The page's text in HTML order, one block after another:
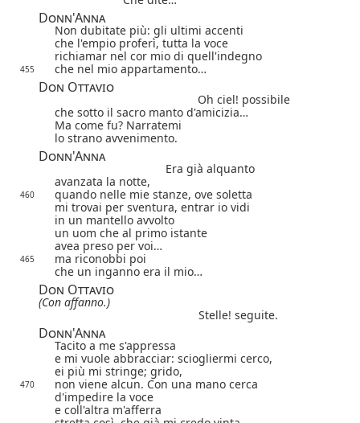
Donn'Anna
Non dubitate più: gli ultimi accenti
che l'empio proferì, tutta la voce
richiamar nel cor mio di quell'indegno
455 che nel mio appartamento…
Don Ottavio
Oh ciel! possibile
che sotto il sacro manto d'amicizia…
Ma come fu? Narratemi
lo strano avvenimento.
Donn'Anna
Era già alquanto
avanzata la notte,
460
quando nelle mie stanze, ove soletta
mi trovai per sventura, entrar io vidi
in un mantello avvolto
un uom che al primo istante
avea preso per voi…
465
ma riconobbi poi
che un inganno era il mio…
Don Ottavio
(Con affanno.)
Stelle! seguite.
Donn'Anna
Tacito a me s'appressa
e mi vuole abbracciar: sciogliermi cerco,
ei più mi stringe; grido,
470 non viene alcun. Con una mano cerca
d'impedire la voce
e coll'altra m'afferra